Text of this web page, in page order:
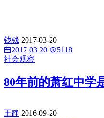
钱钱 2017-03-20
2017-03-20
5118
社会观察
80年前的萧红中学
王静 2016-09-20